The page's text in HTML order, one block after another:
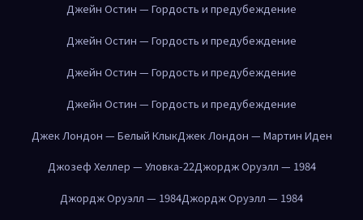
Джейн Остин — Гордость и предубеждение
Джейн Остин — Гордость и предубеждение
Джейн Остин — Гордость и предубеждение
Джейн Остин — Гордость и предубеждение
Джек Лондон — Белый КлыкДжек Лондон — Мартин Иден
Джозеф Хеллер — Уловка-22Джордж Оруэлл — 1984
Джордж Оруэлл — 1984Джордж Оруэлл — 1984